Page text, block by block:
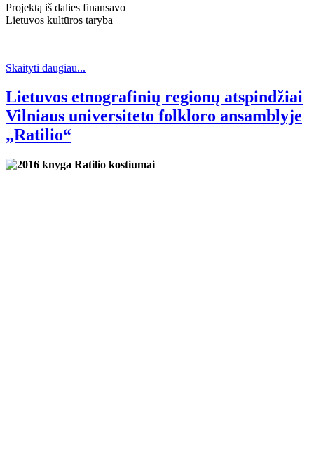
Projektą iš dalies finansavo
Lietuvos kultūros taryba
Skaityti daugiau...
Lietuvos etnografinių regionų atspindžiai
Vilniaus universiteto folkloro ansamblyje
„Ratilio“